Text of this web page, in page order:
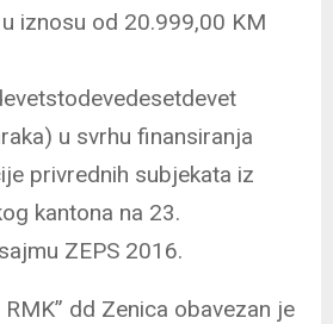
iznosu od 20.999,00 KM
u svrhu finansiranja
privrednih subjekata iz
kantona na 23.
ZEPS 2016.
dd Zenica obavezan je